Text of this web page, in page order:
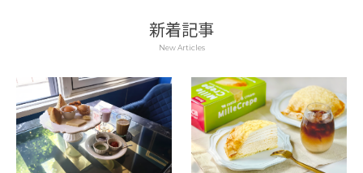
新着記事
New Articles